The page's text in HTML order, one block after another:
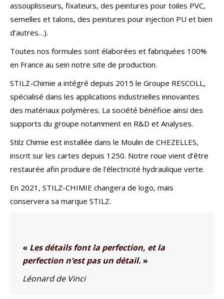
assouplisseurs, fixateurs, des peintures pour toiles PVC,
semelles et talons, des peintures pour injection PU et bien
d’autres…).
Toutes nos formules sont élaborées et fabriquées 100%
en France au sein notre site de production.
STILZ-Chimie a intégré depuis 2015 le Groupe RESCOLL,
spécialisé dans les applications industrielles innovantes
des matériaux polymères. La société bénéficie ainsi des
supports du groupe notamment en R&D et Analyses.
Stilz Chimie est installée dans le Moulin de CHEZELLES,
inscrit sur les cartes depuis 1250. Notre roue vient d’être
restaurée afin produire de l’électricité hydraulique verte.
En 2021, STILZ-CHIMIE changera de logo, mais
conservera sa marque STILZ.
« Les détails font la perfection, et la
perfection n’est pas un détail. »
Léonard de Vinci